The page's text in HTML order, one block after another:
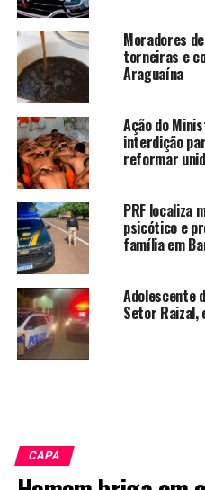
Moradores
torneiras e
Araguaína
Ação do
interdição
reformar
PRF localiza
psicótico e
família em
Adolescente
Setor Raizal,
CAPA